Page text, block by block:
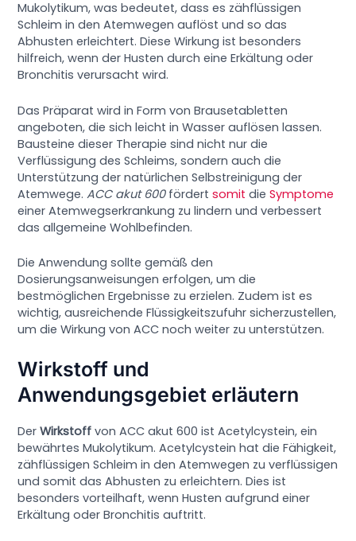
Mukolytikum, was bedeutet, dass es zähflüssigen
Schleim in den Atemwegen auflöst und so das
Abhusten erleichtert. Diese Wirkung ist besonders
hilfreich, wenn der Husten durch eine Erkältung oder
Bronchitis verursacht wird.
Das Präparat wird in Form von Brausetabletten
angeboten, die sich leicht in Wasser auflösen lassen.
Bausteine dieser Therapie sind nicht nur die
Verflüssigung des Schleims, sondern auch die
Unterstützung der natürlichen Selbstreinigung der
Atemwege.ACC akut 600fördertsomit dieSymptome
einer Atemwegserkrankung zu lindern und verbessert
das allgemeine Wohlbefinden.
Die Anwendung sollte gemäß den
Dosierungsanweisungen erfolgen, um die
bestmöglichen Ergebnisse zu erzielen. Zudem ist es
wichtig, ausreichende Flüssigkeitszufuhr sicherzustellen,
um die Wirkung von ACC noch weiter zu unterstützen.
Wirkstoff und
Anwendungsgebiet erläutern
DerWirkstoff von ACC akut 600 ist Acetylcystein, ein
bewährtes Mukolytikum. Acetylcystein hat die Fähigkeit,
zähflüssigen Schleim in den Atemwegen zu verflüssigen
und somit das Abhusten zu erleichtern. Dies ist
besonders vorteilhaft, wenn Husten aufgrund einer
Erkältung oder Bronchitis auftritt.